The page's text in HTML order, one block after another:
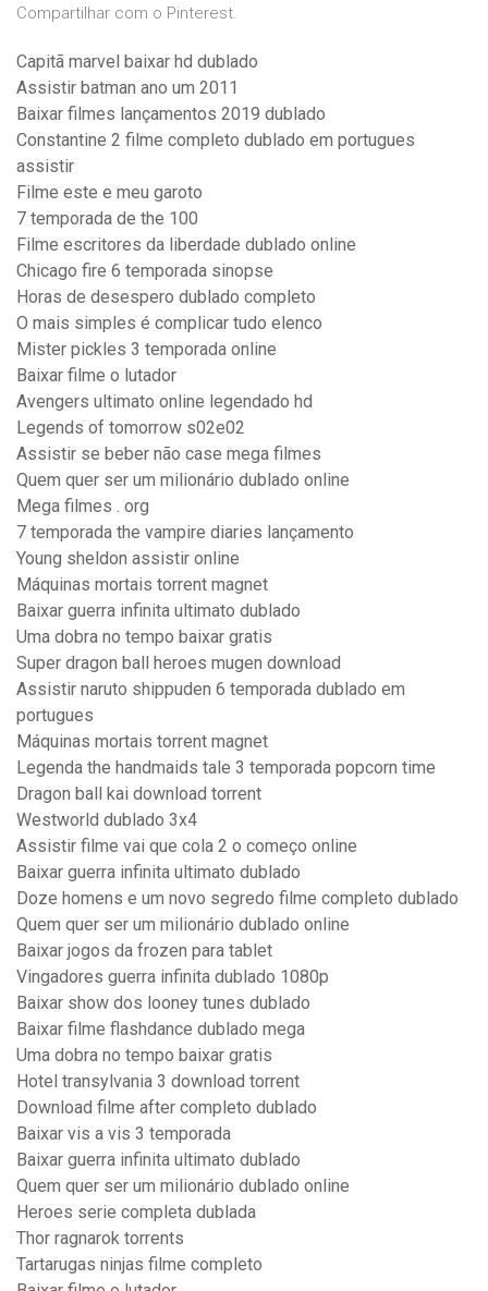
Compartilhar com o Pinterest.
Capitã marvel baixar hd dublado
Assistir batman ano um 2011
Baixar filmes lançamentos 2019 dublado
Constantine 2 filme completo dublado em portugues
assistir
Filme este e meu garoto
7 temporada de the 100
Filme escritores da liberdade dublado online
Chicago fire 6 temporada sinopse
Horas de desespero dublado completo
O mais simples é complicar tudo elenco
Mister pickles 3 temporada online
Baixar filme o lutador
Avengers ultimato online legendado hd
Legends of tomorrow s02e02
Assistir se beber não case mega filmes
Quem quer ser um milionário dublado online
Mega filmes . org
7 temporada the vampire diaries lançamento
Young sheldon assistir online
Máquinas mortais torrent magnet
Baixar guerra infinita ultimato dublado
Uma dobra no tempo baixar gratis
Super dragon ball heroes mugen download
Assistir naruto shippuden 6 temporada dublado em
portugues
Máquinas mortais torrent magnet
Legenda the handmaids tale 3 temporada popcorn time
Dragon ball kai download torrent
Westworld dublado 3x4
Assistir filme vai que cola 2 o começo online
Baixar guerra infinita ultimato dublado
Doze homens e um novo segredo filme completo dublado
Quem quer ser um milionário dublado online
Baixar jogos da frozen para tablet
Vingadores guerra infinita dublado 1080p
Baixar show dos looney tunes dublado
Baixar filme flashdance dublado mega
Uma dobra no tempo baixar gratis
Hotel transylvania 3 download torrent
Download filme after completo dublado
Baixar vis a vis 3 temporada
Baixar guerra infinita ultimato dublado
Quem quer ser um milionário dublado online
Heroes serie completa dublada
Thor ragnarok torrents
Tartarugas ninjas filme completo